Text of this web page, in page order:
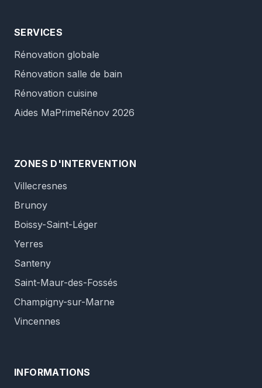
SERVICES
Rénovation globale
Rénovation salle de bain
Rénovation cuisine
Aides MaPrimeRénov 2026
ZONES D'INTERVENTION
Villecresnes
Brunoy
Boissy-Saint-Léger
Yerres
Santeny
Saint-Maur-des-Fossés
Champigny-sur-Marne
Vincennes
INFORMATIONS